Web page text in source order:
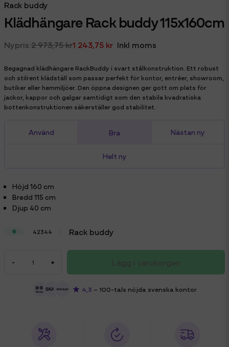
Rack buddy
Klädhängare Rack buddy 115x160cm
2 973,75 kr1 243,75 kr Inkl moms
Begagnad klädhängare RackBuddy i svart stålkonstruktion. Ett robust
och stilrent klädställ som passar perfekt för kontor, entréer, showroom,
butiker eller hemmiljöer. Den öppna designen ger gott om plats för
jackor, kappor och galgar samtidigt som den stabila kvadratiska
bottenkonstruktionen säkerställer god stabilitet.
Använd Bra Nästan ny
Helt ny
Höjd 160 cm
Bredd 115 cm
Djup 40 cm
42344 Rack buddy
- +
4,3 – 100-tals nöjda svenska kontor